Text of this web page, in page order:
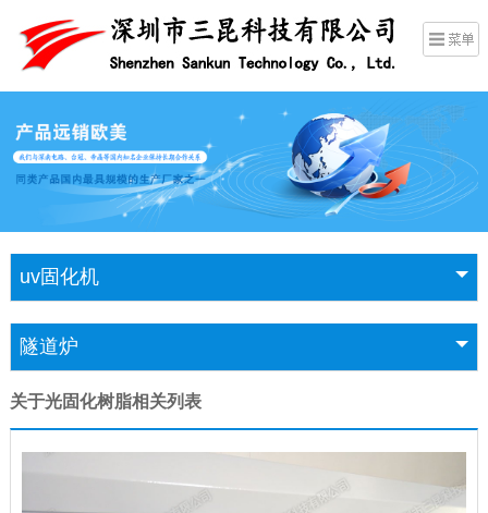
uv固化机
隧道炉
关于光固化树脂相关列表